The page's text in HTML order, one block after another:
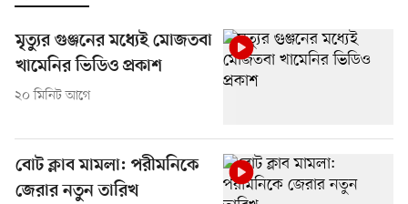
মৃত্যুর গুঞ্জনের মধ্যেই মোজতবা
খামেনির ভিডিও প্রকাশ
২০ মিনিট আগে
বোট ক্লাব মামলা: পরীমনিকে
জেরার নতুন তারিখ